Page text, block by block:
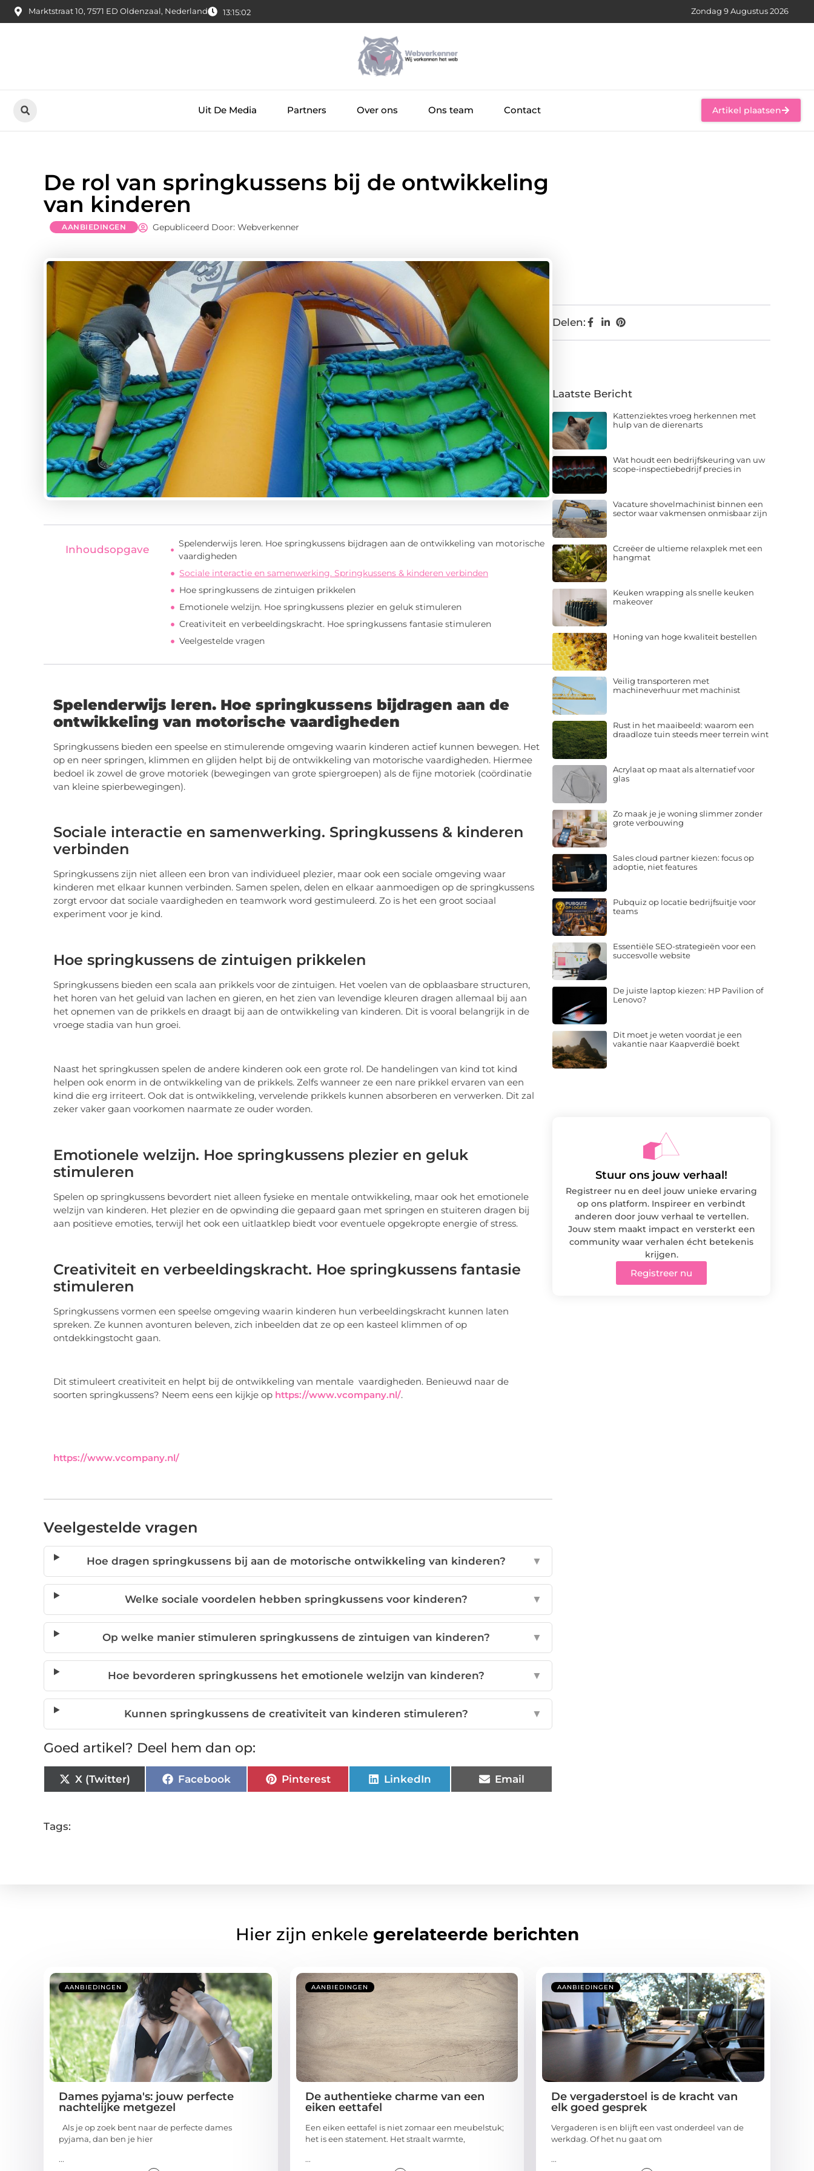
Marktstraat 10, 7571 ED Oldenzaal, Nederland 13:15:03 Zondag 9 Augustus 2026
Uit De Media Partners Over ons Ons team Contact Artikel plaatsen
De rol van springkussens bij de ontwikkeling
van kinderen
AANBIEDINGEN Gepubliceerd Door: Webverkenner
Inhoudsopgave
Spelenderwijs leren. Hoe springkussens bijdragen aan de ontwikkeling van motorische
vaardigheden
Sociale interactie en samenwerking. Springkussens & kinderen verbinden
Hoe springkussens de zintuigen prikkelen
Emotionele welzijn. Hoe springkussens plezier en geluk stimuleren
Creativiteit en verbeeldingskracht. Hoe springkussens fantasie stimuleren
Veelgestelde vragen
Spelenderwijs leren. Hoe springkussens bijdragen aan de
ontwikkeling van motorische vaardigheden
Springkussens bieden een speelse en stimulerende omgeving waarin kinderen actief kunnen bewegen. Het
op en neer springen, klimmen en glijden helpt bij de ontwikkeling van motorische vaardigheden. Hiermee
bedoel ik zowel de grove motoriek (bewegingen van grote spiergroepen) als de fijne motoriek (coördinatie
van kleine spierbewegingen).
Sociale interactie en samenwerking. Springkussens & kinderen
verbinden
Springkussens zijn niet alleen een bron van individueel plezier, maar ook een sociale omgeving waar
kinderen met elkaar kunnen verbinden. Samen spelen, delen en elkaar aanmoedigen op de springkussens
zorgt ervoor dat sociale vaardigheden en teamwork word gestimuleerd. Zo is het een groot sociaal
experiment voor je kind.
Hoe springkussens de zintuigen prikkelen
Springkussens bieden een scala aan prikkels voor de zintuigen. Het voelen van de opblaasbare structuren,
het horen van het geluid van lachen en gieren, en het zien van levendige kleuren dragen allemaal bij aan
het opnemen van de prikkels en draagt bij aan de ontwikkeling van kinderen. Dit is vooral belangrijk in de
vroege stadia van hun groei.
Naast het springkussen spelen de andere kinderen ook een grote rol. De handelingen van kind tot kind
helpen ook enorm in de ontwikkeling van de prikkels. Zelfs wanneer ze een nare prikkel ervaren van een
kind die erg irriteert. Ook dat is ontwikkeling, vervelende prikkels kunnen absorberen en verwerken. Dit zal
zeker vaker gaan voorkomen naarmate ze ouder worden.
Emotionele welzijn. Hoe springkussens plezier en geluk
stimuleren
Spelen op springkussens bevordert niet alleen fysieke en mentale ontwikkeling, maar ook het emotionele
welzijn van kinderen. Het plezier en de opwinding die gepaard gaan met springen en stuiteren dragen bij
aan positieve emoties, terwijl het ook een uitlaatklep biedt voor eventuele opgekropte energie of stress.
Creativiteit en verbeeldingskracht. Hoe springkussens fantasie
stimuleren
Springkussens vormen een speelse omgeving waarin kinderen hun verbeeldingskracht kunnen laten
spreken. Ze kunnen avonturen beleven, zich inbeelden dat ze op een kasteel klimmen of op
ontdekkingstocht gaan.
Dit stimuleert creativiteit en helpt bij de ontwikkeling van mentale vaardigheden. Benieuwd naar de
soorten springkussens? Neem eens een kijkje op https://www.vcompany.nl/.
https://www.vcompany.nl/
Veelgestelde vragen
Hoe dragen springkussens bij aan de motorische ontwikkeling van kinderen? ▼
Welke sociale voordelen hebben springkussens voor kinderen? ▼
Op welke manier stimuleren springkussens de zintuigen van kinderen? ▼
Hoe bevorderen springkussens het emotionele welzijn van kinderen? ▼
Kunnen springkussens de creativiteit van kinderen stimuleren? ▼
Goed artikel? Deel hem dan op:
X (Twitter) Facebook Pinterest LinkedIn Email
Tags:
Delen:
Laatste Bericht
Kattenziektes vroeg herkennen met
hulp van de dierenarts
Wat houdt een bedrijfskeuring van uw
scope-inspectiebedrijf precies in
Vacature shovelmachinist binnen een
sector waar vakmensen onmisbaar zijn
Ccreëer de ultieme relaxplek met een
hangmat
Keuken wrapping als snelle keuken
makeover
Honing van hoge kwaliteit bestellen
Veilig transporteren met
machineverhuur met machinist
Rust in het maaibeeld: waarom een
draadloze tuin steeds meer terrein wint
Acrylaat op maat als alternatief voor
glas
Zo maak je je woning slimmer zonder
grote verbouwing
Sales cloud partner kiezen: focus op
adoptie, niet features
Pubquiz op locatie bedrijfsuitje voor
teams
Essentiële SEO-strategieën voor een
succesvolle website
De juiste laptop kiezen: HP Pavilion of
Lenovo?
Dit moet je weten voordat je een
vakantie naar Kaapverdië boekt
Stuur ons jouw verhaal!
Registreer nu en deel jouw unieke ervaring
op ons platform. Inspireer en verbindt
anderen door jouw verhaal te vertellen.
Jouw stem maakt impact en versterkt een
community waar verhalen écht betekenis
krijgen.
Registreer nu
Hier zijn enkele gerelateerde berichten
AANBIEDINGEN
Dames pyjama's: jouw perfecte
nachtelijke metgezel
Als je op zoek bent naar de perfecte dames
pyjama, dan ben je hier
...
AANBIEDINGEN
De authentieke charme van een
eiken eettafel
Een eiken eettafel is niet zomaar een meubelstuk;
het is een statement. Het straalt warmte,
...
AANBIEDINGEN
De vergaderstoel is de kracht van
elk goed gesprek
Vergaderen is en blijft een vast onderdeel van de
werkdag. Of het nu gaat om
...